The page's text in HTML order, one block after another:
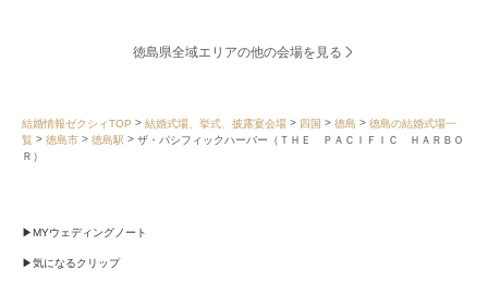
徳島県全域エリアの他の会場を見る
結婚情報ゼクシィTOP 結婚式場、挙式、披露宴会場 四国 徳島
徳島の結婚式場一
覧
徳島市 徳島駅
ザ・パシフィックハーバー（ＴＨＥ ＰＡＣＩＦＩＣ ＨＡＲＢＯ
Ｒ）
MYウェディングノート
気になるクリップ